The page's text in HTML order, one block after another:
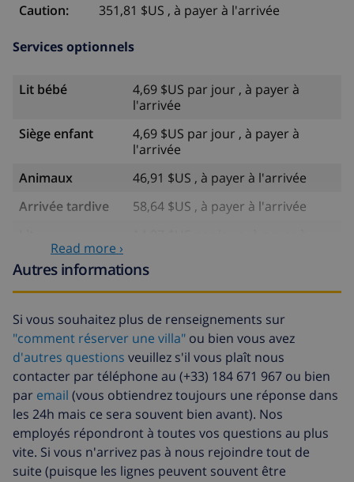
Caution:
351,81 $US , à payer à l'arrivée
Services optionnels
Lit bébé
4,69 $US par jour , à payer à
l'arrivée
Siège enfant
4,69 $US par jour , à payer à
l'arrivée
Animaux
46,91 $US , à payer à l'arrivée
Arrivée tardive
58,64 $US , à payer à l'arrivée
supplémentaire
Draps
supplémentaires
17,59 $US par personne , à
payer à l'arrivée
Serviettes
supplémentaires
8,80 $US par personne , à payer à
l'arrivée
Départ tardif
113,75 $US
Nettoyage
supplémentaire
basée sur consommation
énergétique (52,77 $US/HOUR)
Fonds
d'annulation:
4.80% du montant total
Read more ›
Autres informations
Si vous souhaitez plus de renseignements sur
"comment réserver une villa" ou bien vous avez
d'autres questions veuillez s'il vous plaît nous
contacter par téléphone au (+33) 184 671 967 ou bien
par email (vous obtiendrez toujours une réponse dans
les 24h mais ce sera souvent bien avant). Nos
employés répondront à toutes vos questions au plus
vite. Si vous n'arrivez pas à nous rejoindre tout de
suite (puisque les lignes peuvent souvent être